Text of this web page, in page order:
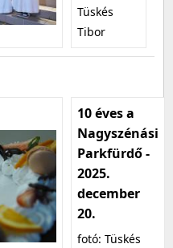
Tüskés
Tibor
10 éves a
Nagyszénási
Parkfürdő -
2025.
december
20.
fotó: Tüskés